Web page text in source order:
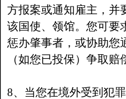
方报案或通知雇主，并
该国使、领馆。您可要
惩办肇事者，或协助您
（如您已投保）争取赔
8、当您在境外受到犯